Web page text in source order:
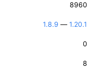
8960
1.8.9 — 1.20.1
0
8